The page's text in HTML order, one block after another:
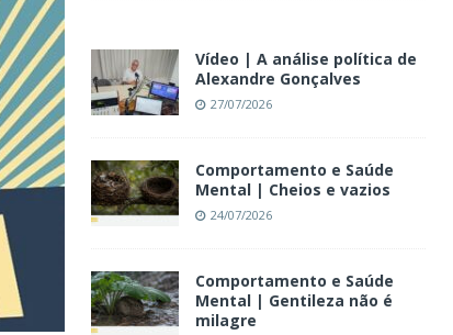
Vídeo | A análise política de
Alexandre Gonçalves
27/07/2026
Comportamento e Saúde
Mental | Cheios e vazios
24/07/2026
Comportamento e Saúde
Mental | Gentileza não é
milagre